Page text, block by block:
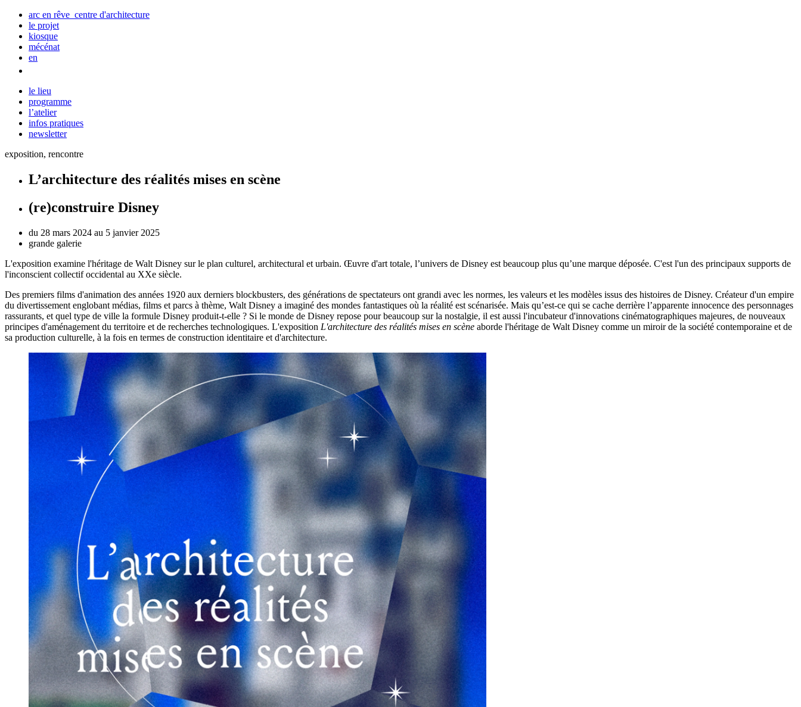
arc en rêve centre d'architecture
le projet
kiosque
mécénat
en
le lieu
programme
l’atelier
infos pratiques
newsletter
exposition, rencontre
L’architecture des réalités mises en scène
(re)construire Disney
du 28 mars 2024 au 5 janvier 2025
grande galerie
L'exposition examine l'héritage de Walt Disney sur le plan culturel, architectural et urbain. Œuvre d'art totale, l’univers de Disney est beaucoup plus qu’une marque déposée. C'est l'un des principaux supports de
l'inconscient collectif occidental au XXe siècle.
Des premiers films d'animation des années 1920 aux derniers blockbusters, des générations de spectateurs ont grandi avec les normes, les valeurs et les modèles issus des histoires de Disney. Créateur d'un empire
du divertissement englobant médias, films et parcs à thème, Walt Disney a imaginé des mondes fantastiques où la réalité est scénarisée. Mais qu’est-ce qui se cache derrière l’apparente innocence des personnages
rassurants, et quel type de ville la formule Disney produit-t-elle ? Si le monde de Disney repose pour beaucoup sur la nostalgie, il est aussi l'incubateur d'innovations cinématographiques majeures, de nouveaux
principes d'aménagement du territoire et de recherches technologiques. L'exposition L'architecture des réalités mises en scène aborde l'héritage de Walt Disney comme un miroir de la société contemporaine et de
sa production culturelle, à la fois en termes de construction identitaire et d'architecture.